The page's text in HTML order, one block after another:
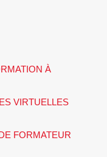
À
VIRTUELLES
FORMATEUR